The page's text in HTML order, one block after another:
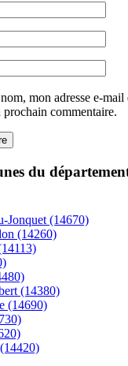
mon adresse e-mail
commentaire.
du
Jonquet (14670)
(14260)
(14380)
(14690)